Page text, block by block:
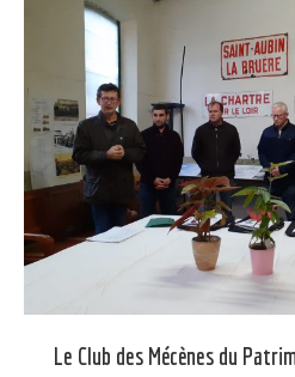
Le Club des Mécènes du